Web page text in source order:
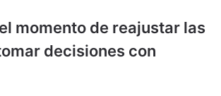
momento de reajustar las
decisiones con